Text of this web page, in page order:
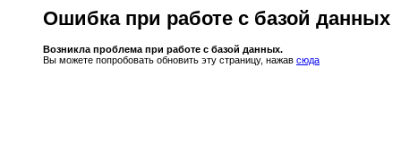
Ошибка при работе с базой данных
Возникла проблема при работе с базой данных.
Вы можете попробовать обновить эту страницу, нажав сюда